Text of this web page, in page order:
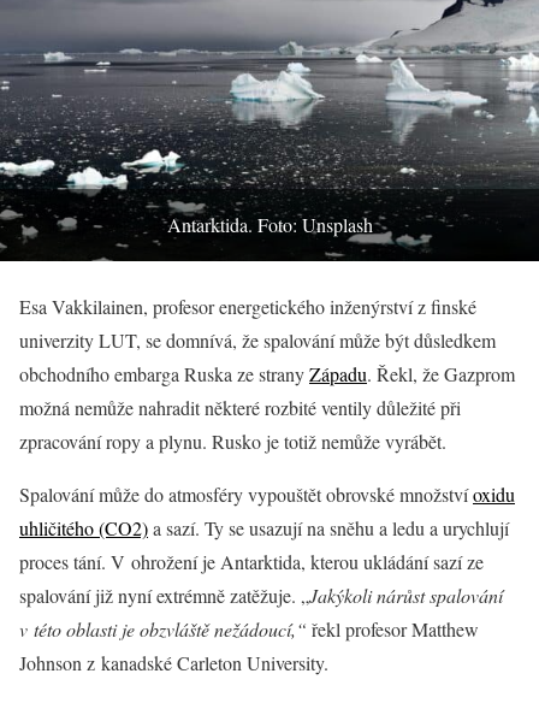
Antarktida. Foto: Unsplash
Esa Vakkilainen, profesor energetického inženýrství z finské
univerzity LUT, se domnívá, že spalování může být důsledkem
obchodního embarga Ruska ze stranyZápadu. Řekl, že Gazprom
možná nemůže nahradit některé rozbité ventily důležité při
zpracování ropy a plynu. Rusko je totiž nemůže vyrábět.
Spalování může do atmosféry vypouštět obrovské množstvíoxidu
uhličitého (CO2)a sazí. Ty se usazují na sněhu a ledu a urychlují
proces tání. V ohrožení je Antarktida, kterou ukládání sazí ze
spalování již nyní extrémně zatěžuje. „Jakýkoli nárůst spalování
v této oblasti je obzvláště nežádoucí,“ řekl profesor Matthew
Johnson z kanadské Carleton University.